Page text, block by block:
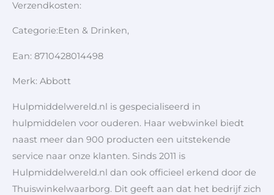
Verzendkosten:
Categorie:Eten & Drinken,
Ean: 8710428014498
Merk: Abbott
Hulpmiddelwereld.nl is gespecialiseerd in
hulpmiddelen voor ouderen. Haar webwinkel biedt
naast meer dan 900 producten een uitstekende
service naar onze klanten. Sinds 2011 is
Hulpmiddelwereld.nl dan ook officieel erkend door de
Thuiswinkelwaarborg. Dit geeft aan dat het bedrijf zich